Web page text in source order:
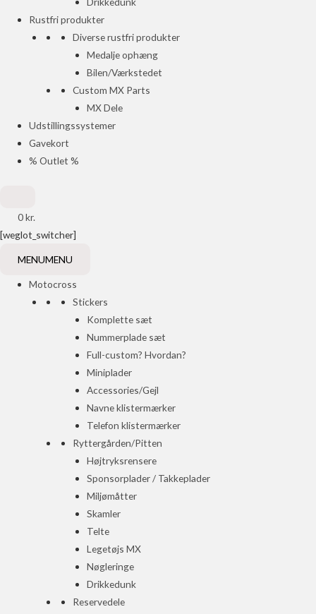
Rustfri produkter
Diverse rustfri produkter
Medalje ophæng
Bilen/Værkstedet
Custom MX Parts
MX Dele
Udstillingssystemer
Gavekort
% Outlet %
0kr.
[weglot_switcher]
MENUMENU
Motocross
Stickers
Komplette sæt
Nummerplade sæt
Full-custom? Hvordan?
Miniplader
Accessories/Gejl
Navne klistermærker
Telefon klistermærker
Ryttergården/Pitten
Højtryksrensere
Sponsorplader / Takkeplader
Miljømåtter
Skamler
Telte
Legetøjs MX
Nøgleringe
Drikkedunk
Reservedele